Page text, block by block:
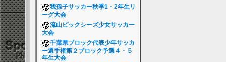
我孫子サッカー秋季1・2年生リ
ーグ大会
流山ピックシーズ少女サッカー
大会
千葉県ブロック代表少年サッカ
ー選手権第２ブロック予選４・５
年生大会